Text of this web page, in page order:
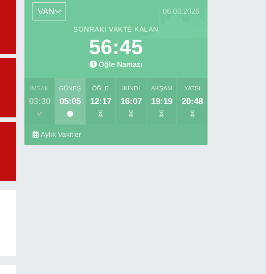
VAN 06.08.2026
SONRAKI VAKTE KALAN
56:44
Öğle Namazı
İMSAK
03:30
GÜNEŞ
05:05
ÖĞLE
12:17
İKINDI
16:07
AKŞAM
19:19
YATSI
20:48
Aylık Vakitler